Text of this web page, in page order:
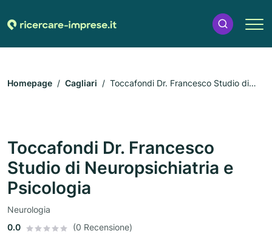
Homepage Cagliari
Toccafondi Dr. Francesco Studio di
Toccafondi Dr. Francesco
Studio di Neuropsichiatria e
Psicologia
Neurologia
0.0
(0 Recensione)